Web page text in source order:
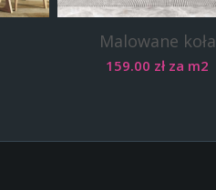
Malowane koła
159.00 zł za m2